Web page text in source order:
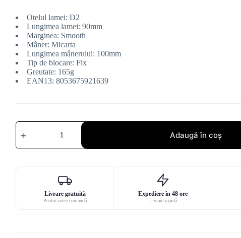
Oțelul lamei: D2
Lungimea lamei: 90mm
Marginea: Smooth
Mâner: Micarta
Lungimea mânerului: 100mm
Tip de blocare: Fix
Greutate: 165g
EAN13: 8053675921639
Cantitate
Pumnal
Fox
Adaugă în coș
Livrare gratuită
Pentru orice comandă
Expediere în 48 ore
Livrare rapidă